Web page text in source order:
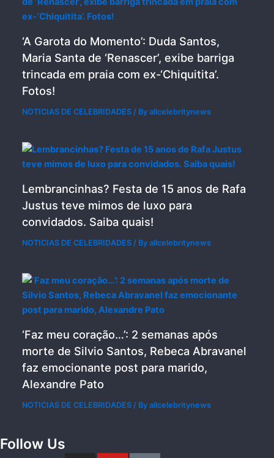
‘A Garota do Momento’: Duda Santos,
Maria Santa de ‘Renascer’, exibe barriga
trincada em praia com ex-‘Chiquitita’.
Fotos!
NOTICIAS DE CELEBRIDADES / Byallcelebritynews
Lembrancinhas? Festa de 15 anos de Rafa
Justus teve mimos de luxo para
convidados. Saiba quais!
NOTICIAS DE CELEBRIDADES / Byallcelebritynews
‘Faz meu coração…’: 2 semanas após
morte de Silvio Santos, Rebeca Abravanel
faz emocionante post para marido,
Alexandre Pato
NOTICIAS DE CELEBRIDADES / Byallcelebritynews
Follow Us